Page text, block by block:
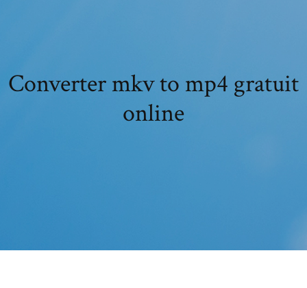
Converter mkv to mp4 gratuit
online